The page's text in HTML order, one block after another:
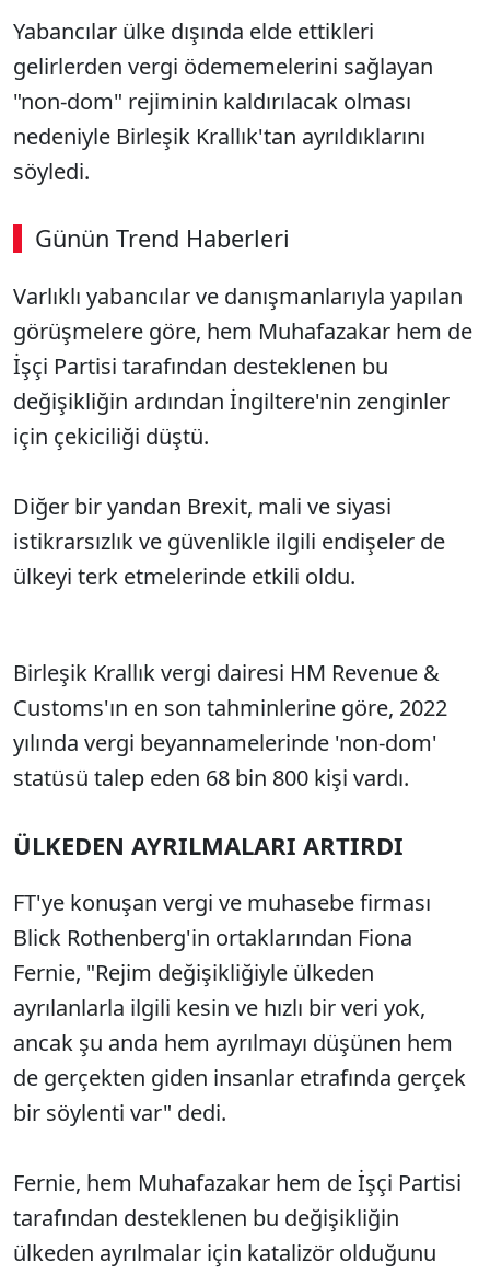
Yabancılar ülke dışında elde ettikleri
gelirlerden vergi ödememelerini sağlayan
"non-dom" rejiminin kaldırılacak olması
nedeniyle Birleşik Krallık'tan ayrıldıklarını
söyledi.
Günün Trend Haberleri
00:03 / 08:06
Sesi Aç
Varlıklı yabancılar ve danışmanlarıyla yapılan
görüşmelere göre, hem Muhafazakar hem de
İşçi Partisi tarafından desteklenen bu
değişikliğin ardından İngiltere'nin zenginler
için çekiciliği düştü.
Diğer bir yandan Brexit, mali ve siyasi
istikrarsızlık ve güvenlikle ilgili endişeler de
ülkeyi terk etmelerinde etkili oldu.
Birleşik Krallık vergi dairesi HM Revenue &
Customs'ın en son tahminlerine göre, 2022
yılında vergi beyannamelerinde 'non-dom'
statüsü talep eden 68 bin 800 kişi vardı.
ÜLKEDEN AYRILMALARI ARTIRDI
FT'ye konuşan vergi ve muhasebe firması
Blick Rothenberg'in ortaklarından Fiona
Fernie, "Rejim değişikliğiyle ülkeden
ayrılanlarla ilgili kesin ve hızlı bir veri yok,
ancak şu anda hem ayrılmayı düşünen hem
de gerçekten giden insanlar etrafında gerçek
bir söylenti var" dedi.
Fernie, hem Muhafazakar hem de İşçi Partisi
tarafından desteklenen bu değişikliğin
ülkeden ayrılmalar için katalizör olduğunu